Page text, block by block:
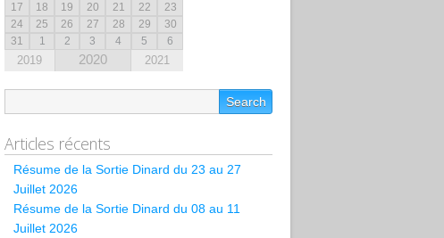
17
18 19 20 21 22
23
24
25 26 27 28 29
30
31
1 2 3 4 5 6
2019 2020 2021
Articles récents
Résume de la Sortie Dinard du 23 au 27
Juillet 2026
Résume de la Sortie Dinard du 08 au 11
Juillet 2026